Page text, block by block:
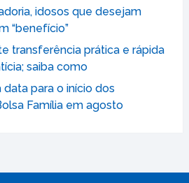
do Bolsa Família com
em agosto
confirma decisão sobre a
idosos que desejam